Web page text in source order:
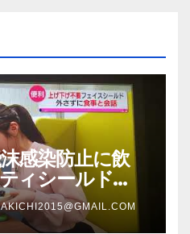
感染防止に飲
ィシールド
品）ＦＢＣ福井
の紹介映像